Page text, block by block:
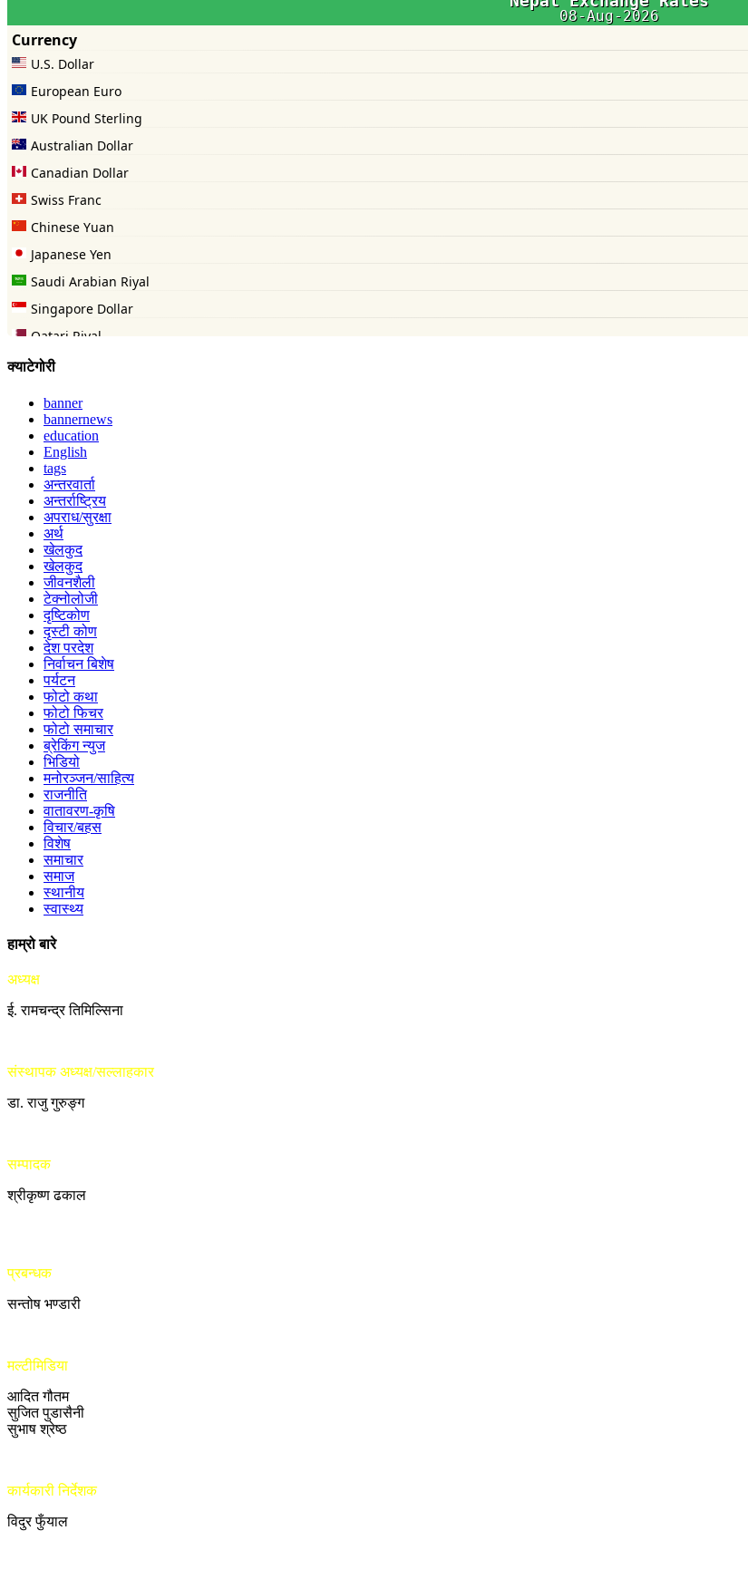
क्याटेगोरी
banner
bannernews
education
English
tags
अन्तरवार्ता
अन्तर्राष्ट्रिय
अपराध/सुरक्षा
अर्थ
खेलकुद
खेलकुद
जीवनशैली
टेक्नोलोजी
दृष्टिकोण
दृस्टी कोण
देश परदेश
निर्वाचन बिशेष
पर्यटन
फोटो कथा
फोटो फिचर
फोटो समाचार
ब्रेकिंग न्युज
भिडियो
मनोरञ्जन/साहित्य
राजनीति
वातावरण-कृषि
विचार/बहस
विशेष
समाचार
समाज
स्थानीय
स्वास्थ्य
हाम्रो बारे
अध्यक्ष
ई. रामचन्द्र तिमिल्सिना
संस्थापक अध्यक्ष/सल्लाहकार
डा. राजु गुरुङ्ग
सम्पादक
श्रीकृष्ण ढकाल
प्रबन्धक
सन्तोष भण्डारी
मल्टीमिडिया
आदित गौतम
सुजित पुडासैनी
सुभाष श्रेष्ठ
कार्यकारी निर्देशक
विदुर फुँयाल